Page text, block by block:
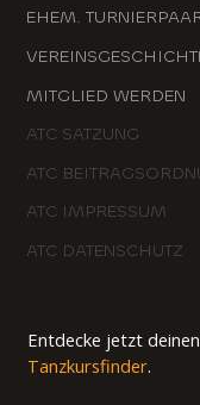
EHEM.
MITGLIED WERDEN
ATC SATZUNG
ATC
ATC IMPRESSUM
ATC DATENSCHUTZ
Entdecke jetzt
Tanzkursfinder.